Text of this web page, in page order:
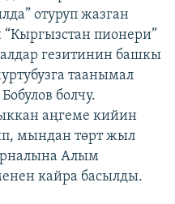
отуруп жазган
“Кыргызстан пионери”
гезитинин башкы
таанымал
болчу.
аңгеме кийин
мындан төрт жыл
Алым
кайра басылды.